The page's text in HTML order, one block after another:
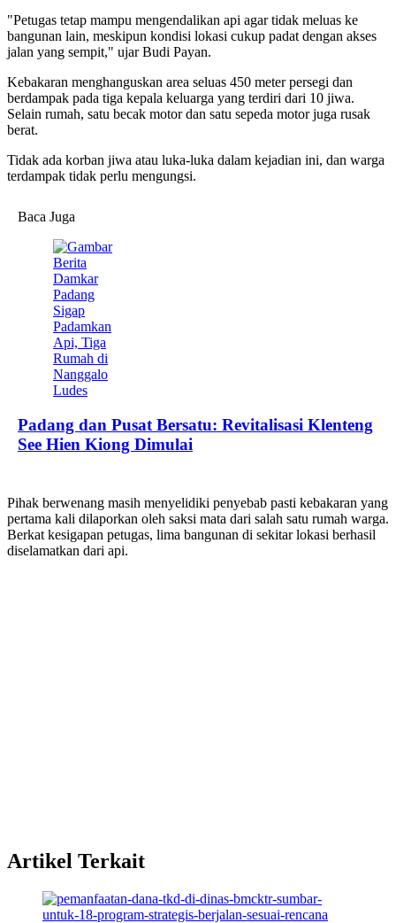
"Petugas tetap mampu mengendalikan api agar tidak meluas ke
bangunan lain, meskipun kondisi lokasi cukup padat dengan akses
jalan yang sempit," ujar Budi Payan.
Kebakaran menghanguskan area seluas 450 meter persegi dan
berdampak pada tiga kepala keluarga yang terdiri dari 10 jiwa.
Selain rumah, satu becak motor dan satu sepeda motor juga rusak
berat.
Tidak ada korban jiwa atau luka-luka dalam kejadian ini, dan warga
terdampak tidak perlu mengungsi.
Baca Juga
Padang dan Pusat Bersatu: Revitalisasi Klenteng
See Hien Kiong Dimulai
Pihak berwenang masih menyelidiki penyebab pasti kebakaran yang
pertama kali dilaporkan oleh saksi mata dari salah satu rumah warga.
Berkat kesigapan petugas, lima bangunan di sekitar lokasi berhasil
diselamatkan dari api.
Artikel Terkait